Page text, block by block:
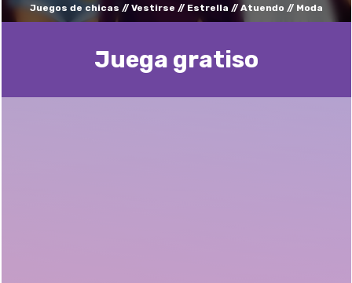
Juegos de chicas Vestirse Estrella Atuendo Moda
Juega gratisо